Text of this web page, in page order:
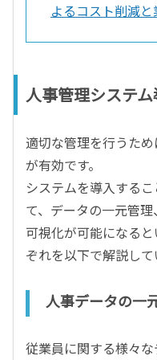
よるコスト削減
人事管理システ
適切な管理を行うた
が有効です。
システムを導入する
て、データの一元管
可視化が可能になる
ぞれを以下で解説して
人事データの一
従業員に関する様々